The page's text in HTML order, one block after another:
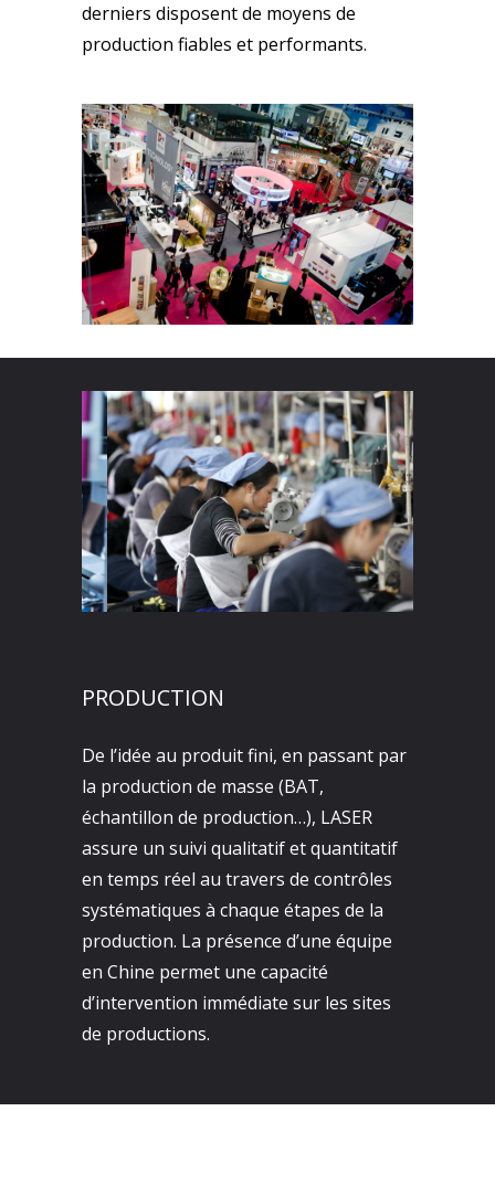
derniers disposent de moyens de
production fiables et performants.
PRODUCTION
De l’idée au produit fini, en passant par
la production de masse (BAT,
échantillon de production…), LASER
assure un suivi qualitatif et quantitatif
en temps réel au travers de contrôles
systématiques à chaque étapes de la
production. La présence d’une équipe
en Chine permet une capacité
d’intervention immédiate sur les sites
de productions.